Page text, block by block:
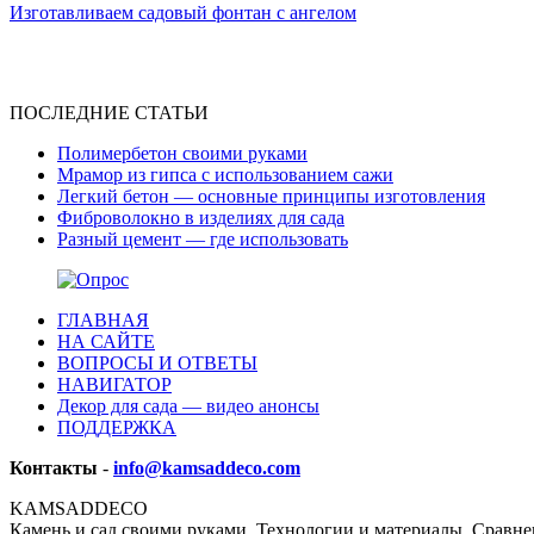
Изготавливаем садовый фонтан с ангелом
ПОСЛЕДНИЕ СТАТЬИ
Полимербетон своими руками
Мрамор из гипса с использованием сажи
Легкий бетон — основные принципы изготовления
Фиброволокно в изделиях для сада
Разный цемент — где использовать
ГЛАВНАЯ
НА САЙТЕ
ВОПРОСЫ И ОТВЕТЫ
НАВИГАТОР
Декор для сада — видео анонсы
ПОДДЕРЖКА
Контакты - info@kamsaddeco.com
KAMSADDECO